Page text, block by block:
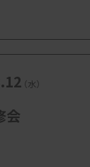
（水）
会